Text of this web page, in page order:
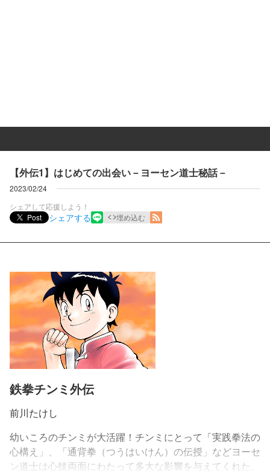
【外伝1】はじめての出会い－ヨーセン道士秘話－
2023/02/24
シェアして応援しよう！
Post
シェアする 埋め込む
鉄拳チンミ外伝
前川たけし
幼いころのチンミが大活躍！チンミにとって「実践拳法の
心構え」、「通背拳（つうはいけん）の伝授」などヨーセ
ン道士は心技両面にわたって多大な影響を与えてくれた、